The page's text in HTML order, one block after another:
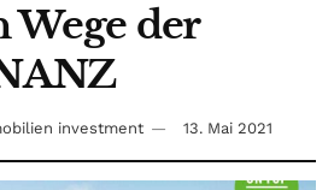
Wege der
investment 13. Mai 2021